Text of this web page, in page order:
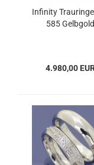
Infinity
585 Gelbgold
4.980,00